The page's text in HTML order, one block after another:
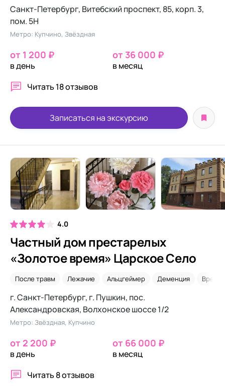
Санкт-Петербург, Витебский проспект, 85, корп. 3,
пом. 5Н
Метро: Купчино, Звёздная
от 1 200 ₽
в день
от 36 000 ₽
в месяц
Читать 18 отзывов
Записаться на экскурсию
4.0
Частный дом престарелых
«Золотое время» Царское Село
После травм Лежачие Альцгеймер Деменция
г. Санкт-Петербург, г. Пушкин, пос.
Александровская, Волхонское шоссе 1/2
Метро: Звёздная, Купчино
от 2 200 ₽
в день
от 66 000 ₽
в месяц
Читать 8 отзывов